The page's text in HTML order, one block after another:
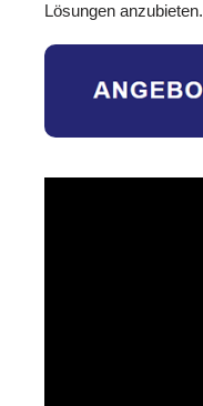
Lösungen anzubieten.